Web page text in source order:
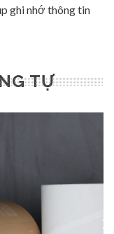
ghi nhớ thông tin
TỰ